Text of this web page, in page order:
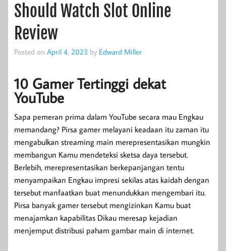
Should Watch Slot Online
Review
Posted on April 4, 2023 by Edward Miller
10 Gamer Tertinggi dekat
YouTube
Sapa pemeran prima dalam YouTube secara mau Engkau
memandang? Pirsa gamer melayani keadaan itu zaman itu
mengabulkan streaming main merepresentasikan mungkin
membangun Kamu mendeteksi sketsa daya tersebut.
Berlebih, merepresentasikan berkepanjangan tentu
menyampaikan Engkau impresi sekilas atas kaidah dengan
tersebut manfaatkan buat menundukkan mengembari itu.
Pirsa banyak gamer tersebut mengizinkan Kamu buat
menajamkan kapabilitas Dikau meresap kejadian
menjemput distribusi paham gambar main di internet.